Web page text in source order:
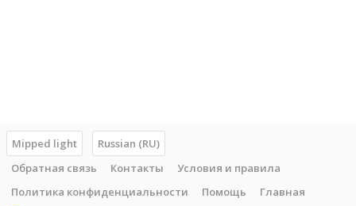
Mipped light
Russian (RU)
Обратная связь
Контакты
Условия и правила
Политика конфиденциальности
Помощь Главная